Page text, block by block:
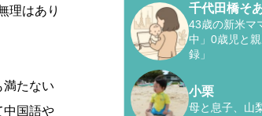
理はあり
満たない
中国語や
千代田橋そ
43歳の新米マ
中」0歳児と
録」
小栗
母と息子、山